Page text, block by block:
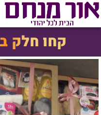
לתוכן
קחו חלק